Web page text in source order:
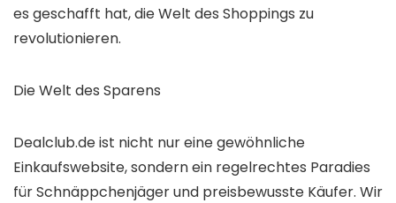
es geschafft hat, die Welt des Shoppings zu
revolutionieren.
Die Welt des Sparens
Dealclub.de ist nicht nur eine gewöhnliche
Einkaufswebsite, sondern ein regelrechtes Paradies
für Schnäppchenjäger und preisbewusste Käufer. Wir